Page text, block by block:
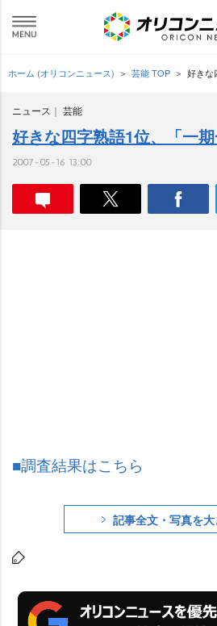
ホーム (オリコンニュース) 芸能 TOP 好きな
ニュース 芸能
好きな四字熟語1位、「一
2007-05-16 13:00
■調査結果はこちら
記事全文・写真を